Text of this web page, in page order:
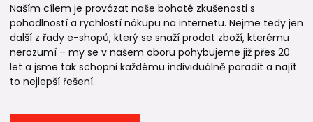
Naším cílem je provázat naše bohaté zkušenosti s
pohodlností a rychlostí nákupu na internetu. Nejme tedy jen
další z řady e-shopů, který se snaží prodat zboží, kterému
nerozumí – my se v našem oboru pohybujeme již přes 20
let a jsme tak schopni každému individuálně poradit a najít
to nejlepší řešení.